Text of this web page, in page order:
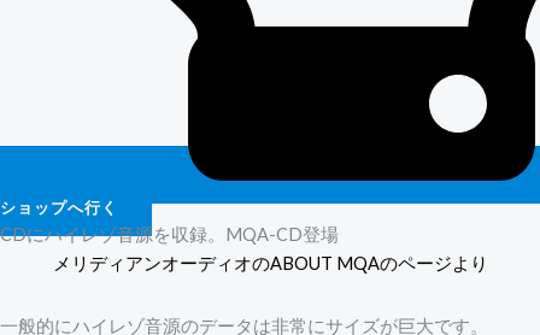
ショップへ行く
CDにハイレゾ音源を収録。MQA-CD登場
メリディアンオーディオのABOUT MQAのページより
一般的にハイレゾ音源のデータは非常にサイズが巨大です。